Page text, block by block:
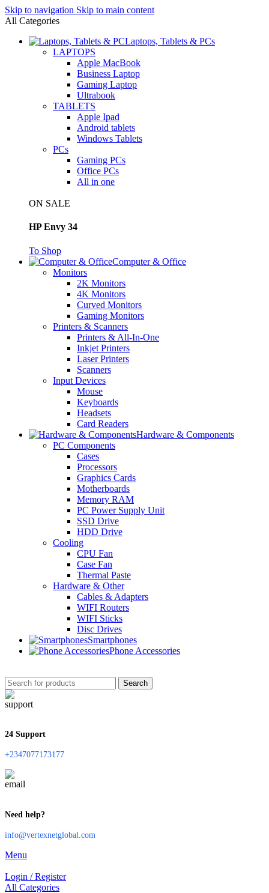
Skip to navigation Skip to main content
All Categories
Laptops, Tablets & PCs
LAPTOPS
Apple MacBook
Business Laptop
Gaming Laptop
Ultrabook
TABLETS
Apple Ipad
Android tablets
Windows Tablets
PCs
Gaming PCs
Office PCs
All in one
ON SALE
HP Envy 34
To Shop
Computer & Office
Monitors
2K Monitors
4K Monitors
Curved Monitors
Gaming Monitors
Printers & Scanners
Printers & All-In-One
Inkjet Printers
Laser Printers
Scanners
Input Devices
Mouse
Keyboards
Headsets
Card Readers
Hardware & Components
PC Components
Cases
Processors
Graphics Cards
Motherboards
Memory RAM
PC Power Supply Unit
SSD Drive
HDD Drive
Cooling
CPU Fan
Case Fan
Thermal Paste
Hardware & Other
Cables & Adapters
WIFI Routers
WIFI Sticks
Disc Drives
Smartphones
Phone Accessories
Search
24 Support
+2347077173177
Need help?
info@vertexnetglobal.com
Menu
Login / Register
All Categories